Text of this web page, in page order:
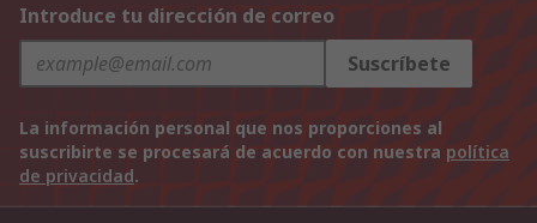
Introduce tu dirección de correo
Suscríbete
La información personal que nos proporciones al
suscribirte se procesará de acuerdo con nuestra política
de privacidad.